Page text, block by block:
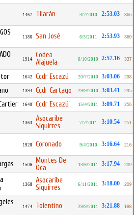
1467 Tilarán 3/2/2010 2:53.03 366
1186 San José 6/5/2011 2:53.93 360
1914
Codea
Alajuela
8/10/2010 2:57.16 337
1642 Ccdr Escazú 20/7/2010 3:03.06 298
1394 Ccdr Cartago 29/9/2010 3:03.41 295
1640 Ccdr Escazú 15/4/2011 3:09.71 256
1363
Asocaribe
Siquirres
7/2/2011 3:10.54 251
1928 Coronado 9/4/2010 3:16.64 216
1506
Montes De
Oca
13/6/2011 3:17.94 209
1368
Asocaribe
Siquirres
6/11/2011 3:18.00 209
1474 Tolentino 29/9/2011 3:21.88 188